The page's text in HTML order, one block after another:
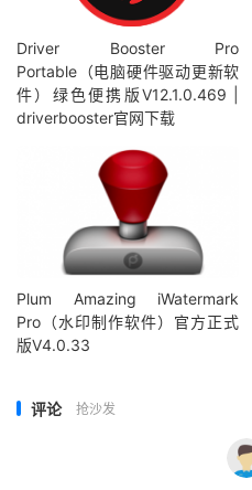
Driver Booster Pro
Portable（电脑硬件驱动更新软
件）绿色便携版V12.1.0.469 |
driverbooster官网下载
Plum Amazing iWatermark
Pro（水印制作软件）官方正式
版V4.0.33
评论 抢沙发